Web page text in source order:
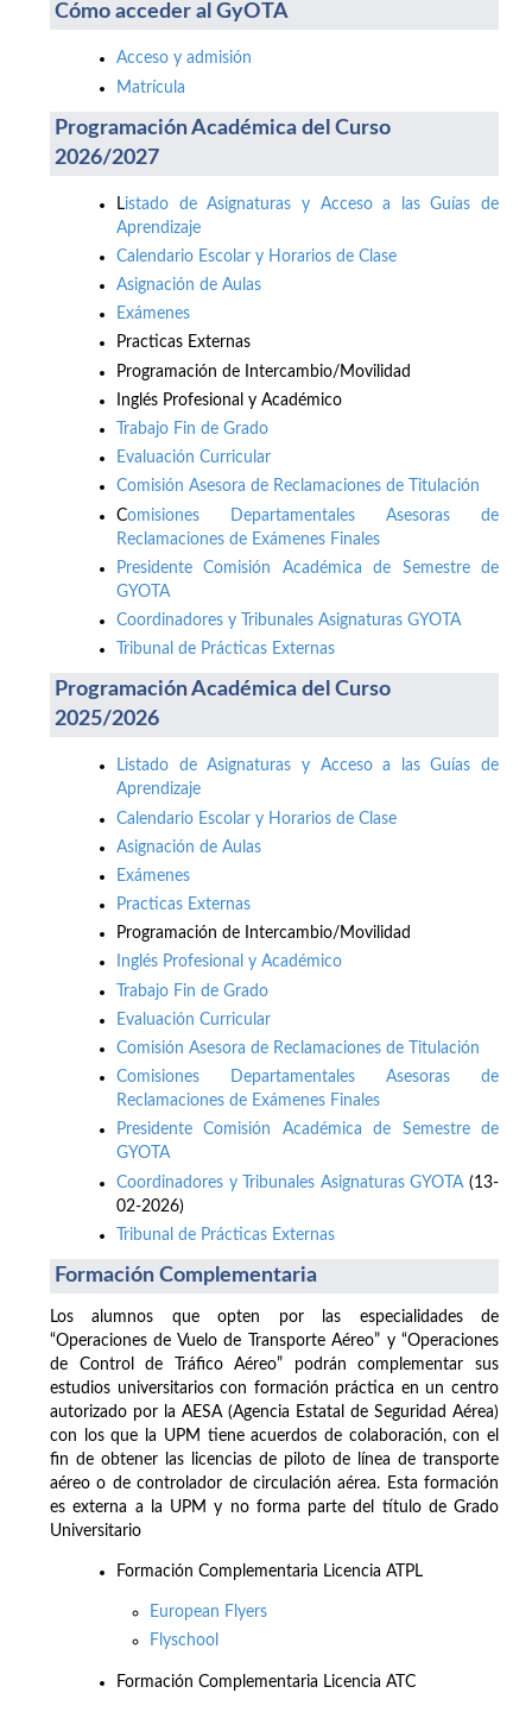
Cómo acceder al GyOTA
Acceso y admisión
Matrícula
Programación Académica del Curso
2026/2027
Listado de Asignaturas y Acceso a las Guías de
Aprendizaje
Calendario Escolar y Horarios de Clase
Asignación de Aulas
Exámenes
Practicas Externas
Programación de Intercambio/Movilidad
Inglés Profesional y Académico
Trabajo Fin de Grado
Evaluación Curricular
Comisión Asesora de Reclamaciones de Titulación
Comisiones Departamentales Asesoras de
Reclamaciones de Exámenes Finales
Presidente Comisión Académica de Semestre de
GYOTA
Coordinadores y Tribunales Asignaturas GYOTA
Tribunal de Prácticas Externas
Programación Académica del Curso
2025/2026
Listado de Asignaturas y Acceso a las Guías de
Aprendizaje
Calendario Escolar y Horarios de Clase
Asignación de Aulas
Exámenes
Practicas Externas
Programación de Intercambio/Movilidad
Inglés Profesional y Académico
Trabajo Fin de Grado
Evaluación Curricular
Comisión Asesora de Reclamaciones de Titulación
Comisiones Departamentales Asesoras de
Reclamaciones de Exámenes Finales
Presidente Comisión Académica de Semestre de
GYOTA
Coordinadores y Tribunales Asignaturas GYOTA (13-
02-2026)
Tribunal de Prácticas Externas
Formación Complementaria
Los alumnos que opten por las especialidades de
“Operaciones de Vuelo de Transporte Aéreo” y “Operaciones
de Control de Tráfico Aéreo” podrán complementar sus
estudios universitarios con formación práctica en un centro
autorizado por la AESA (Agencia Estatal de Seguridad Aérea)
con los que la UPM tiene acuerdos de colaboración, con el
fin de obtener las licencias de piloto de línea de transporte
aéreo o de controlador de circulación aérea. Esta formación
es externa a la UPM y no forma parte del título de Grado
Universitario
Formación Complementaria Licencia ATPL
European Flyers
Flyschool
Formación Complementaria Licencia ATC